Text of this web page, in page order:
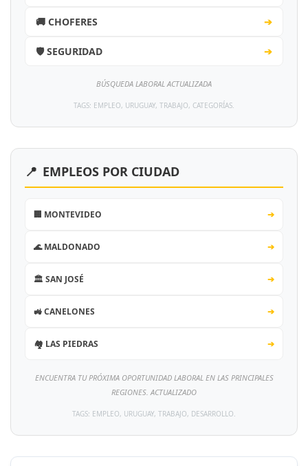
🚚 CHOFERES ➔
🛡️ SEGURIDAD ➔
BÚSQUEDA LABORAL ACTUALIZADA
TAGS: EMPLEO, URUGUAY, TRABAJO, CATEGORÍAS.
📍 EMPLEOS POR CIUDAD
🏢 MONTEVIDEO ➔
🌊 MALDONADO ➔
🏛️ SAN JOSÉ ➔
🚜 CANELONES ➔
🏘️ LAS PIEDRAS ➔
ENCUENTRA TU PRÓXIMA OPORTUNIDAD LABORAL EN LAS PRINCIPALES
REGIONES. ACTUALIZADO
TAGS: EMPLEO, URUGUAY, TRABAJO, DESARROLLO.